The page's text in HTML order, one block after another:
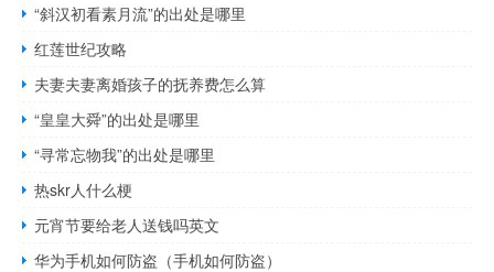
“斜汉初看素月流”的出处是哪里
红莲世纪攻略
夫妻夫妻离婚孩子的抚养费怎么算
“皇皇大舜”的出处是哪里
“寻常忘物我”的出处是哪里
热skr人什么梗
元宵节要给老人送钱吗英文
华为手机如何防盗（手机如何防盗）